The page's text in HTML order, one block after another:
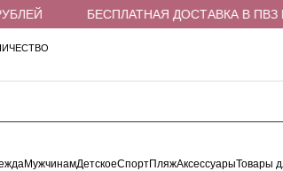
БЕСПЛАТНАЯ ДОСТАВКА В ПВЗ
МужчинамДетскоеСпортПляжАксессуарыТовары